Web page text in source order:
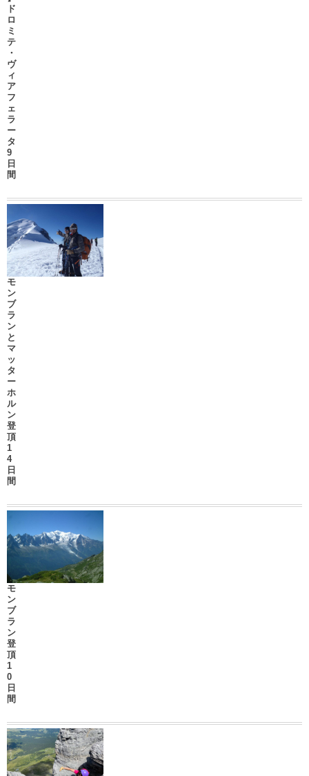
ド
ロ
ミ
テ
・
ヴ
ィ
ア
フ
ェ
ラ
ー
タ
9
日
間
モ
ン
ブ
ラ
ン
と
マ
ッ
タ
ー
ホ
ル
ン
登
頂
1
4
日
間
モ
ン
ブ
ラ
ン
登
頂
1
0
日
間